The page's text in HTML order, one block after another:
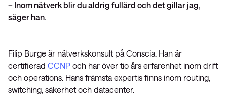
– Inom nätverk blir du aldrig fullärd och det gillar jag,
säger han.
Filip Burge är nätverkskonsult på Conscia. Han är
certifierad CCNP och har över tio års erfarenhet inom drift
och operations. Hans främsta expertis finns inom routing,
switching, säkerhet och datacenter.